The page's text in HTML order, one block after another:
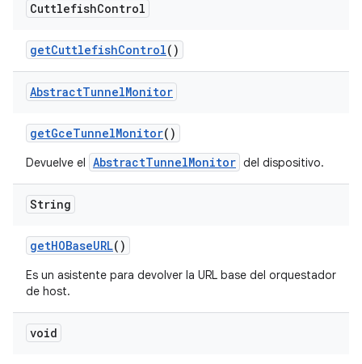
CuttlefishControl
getCuttlefishControl()
AbstractTunnelMonitor
getGceTunnelMonitor()
Devuelve el AbstractTunnelMonitor del dispositivo.
String
getHOBaseURL()
Es un asistente para devolver la URL base del orquestador
de host.
void